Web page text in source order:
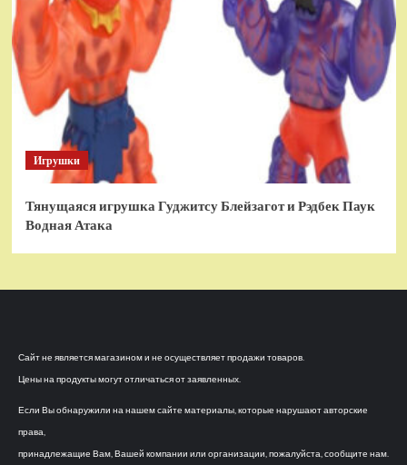
Игрушки
Тянущаяся игрушка Гуджитсу Блейзагот и Рэдбек Паук
Водная Атака
Сайт не является магазином и не осуществляет продажи товаров.
Цены на продукты могут отличаться от заявленных.
Если Вы обнаружили на нашем сайте материалы, которые нарушают авторские
права,
принадлежащие Вам, Вашей компании или организации, пожалуйста, сообщите нам.